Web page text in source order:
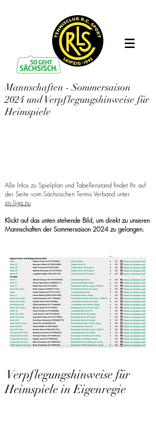
Mannschaften - Sommersaison
2024 und Verpflegungshinweise für
Heimspiele
Alle Infos zu Spielplan und Tabellenstand findet Ihr auf
der Seite vom Sächsischen Tennis Verband unter
stv.liga.nu
Klickt auf das unten stehende Bild, um direkt zu unseren
Mannschaften der Sommersaison 2024 zu gelangen.
Verpflegungshinweise für
Heimspiele in Eigenregie